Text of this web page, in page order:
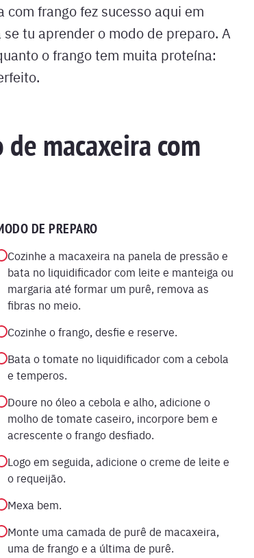
com frango fez sucesso aqui em
tu aprender o modo de preparo. A
o frango tem muita proteína:
macaxeira com
DE PREPARO
Cozinhe a macaxeira na panela de pressão e
bata no liquidificador com leite e manteiga ou
margaria até formar um purê, remova as
fibras no meio.
Cozinhe o frango, desfie e reserve.
Bata o tomate no liquidificador com a cebola
e temperos.
Doure no óleo a cebola e alho, adicione o
molho de tomate caseiro, incorpore bem e
acrescente o frango desfiado.
Logo em seguida, adicione o creme de leite e
o requeijão.
Mexa bem.
Monte uma camada de purê de macaxeira,
uma de frango e a última de purê.